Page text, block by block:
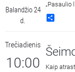
Balandžio 24
d.
„Pasaulio
Trečiadienis
10:00
Kaip